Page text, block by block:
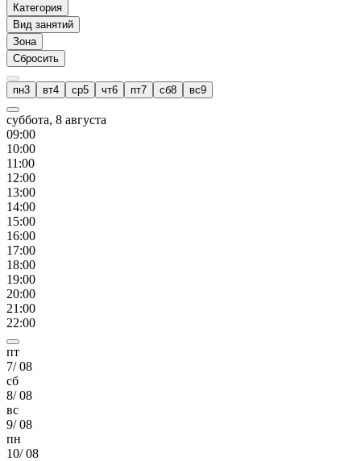
Категория
Вид занятий
Зона
Сбросить
пн3 вт4 ср5 чт6 пт7 сб8 вс9
суббота, 8 августа
09:00
10:00
11 :00
12:00
13:00
14:00
15:00
16:00
17:00
18:00
19:00
20:00
21 :00
22:00
пт
7/08
сб
8/08
вс
9/08
пн
10/08